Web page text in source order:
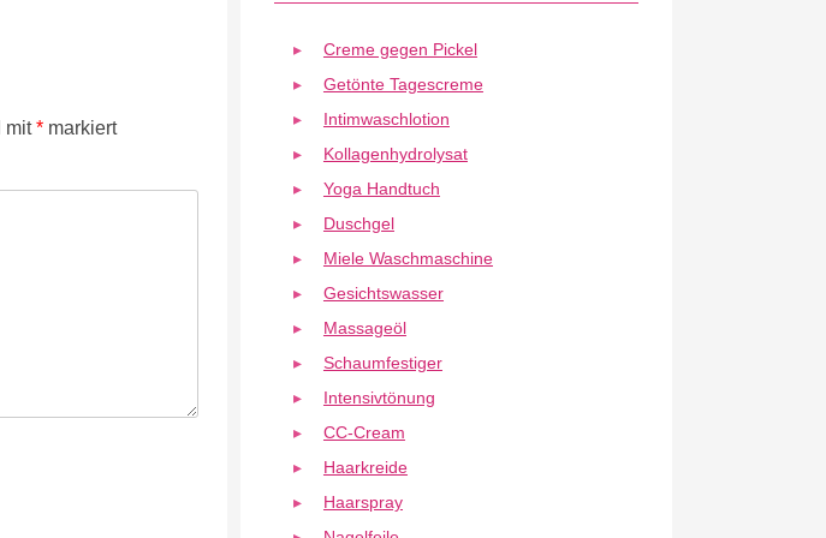
mit* markiert
Creme gegen Pickel
Getönte Tagescreme
Intimwaschlotion
Kollagenhydrolysat
Yoga Handtuch
Duschgel
Miele Waschmaschine
Gesichtswasser
Massageöl
Schaumfestiger
Intensivtönung
CC-Cream
Haarkreide
Haarspray